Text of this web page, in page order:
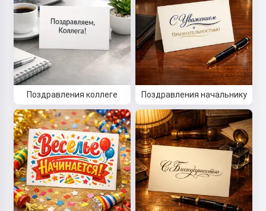
Поздравления коллеге Поздравления начальнику
Привет 👋
Я могу создавать песни, писать
стихи и поздравления 🥰
Попробовать